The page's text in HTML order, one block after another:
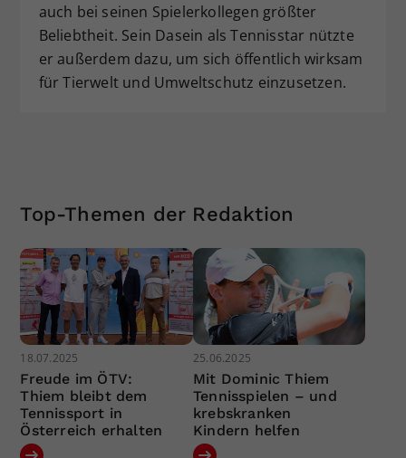
auch bei seinen Spielerkollegen größter
Beliebtheit. Sein Dasein als Tennisstar nützte
er außerdem dazu, um sich öffentlich wirksam
für Tierwelt und Umweltschutz einzusetzen.
Top-Themen der Redaktion
18.07.2025
Freude im ÖTV:
Thiem bleibt dem
Tennissport in
Österreich erhalten
25.06.2025
Mit Dominic Thiem
Tennisspielen – und
krebskranken
Kindern helfen